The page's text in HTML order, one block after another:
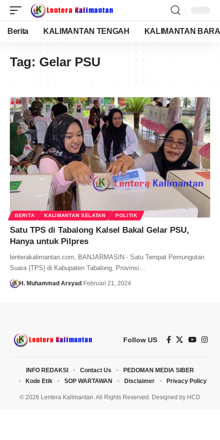
Berita KALIMANTAN TENGAH KALIMANTAN
Tag: Gelar PSU
BERITA KALIMANTAN SELATAN POLITIK
Satu TPS di Tabalong Kalsel Bakal Gelar PSU,
Hanya untuk Pilpres
lenterakalimantan.com, BANJARMASIN - Satu Tempat Pemungutan
Suara (TPS) di Kabupaten Tabalong, Provinsi…
H. Muhammad Arsyad Februari 21, 2024
Follow US
© 2026 Lentera Kalimantan. All Rights Reserved. Designed by HCD
INFO REDAKSI Contact Us
PEDOMAN MEDIA SIBER
Kode Etik
SOP WARTAWAN Disclaimer Privacy Policy